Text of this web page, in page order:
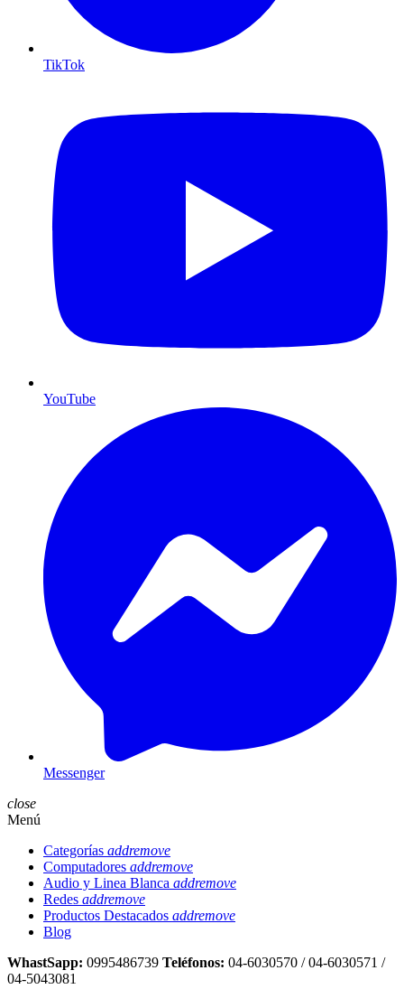
TikTok
YouTube
Messenger
close
Menú
Categorías addremove
Computadores addremove
Audio y Linea Blanca addremove
Redes addremove
Productos Destacados addremove
Blog
WhastSapp: 0995486739 Teléfonos: 04-6030570 / 04-6030571 /
04-5043081